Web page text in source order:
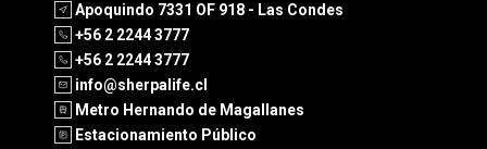
Apoquindo 7331 OF 918 - Las Condes
+56 2 2244 3777
+56 2 2244 3777
info@sherpalife.cl
Metro Hernando de Magallanes
Estacionamiento Público